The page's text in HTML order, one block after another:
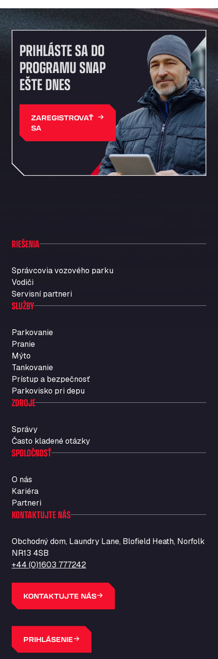
PRIHLÁSTE SA DO
PROGRAMU SNAP
EŠTE DNES
ZAREGISTROVAŤ
SA
RIEŠENIA
Správcovia vozového parku
Vodiči
Servisní partneri
SLUŽBY
Parkovanie
Pranie
Mýto
Tankovanie
Prístup a bezpečnosť
Parkovisko pri depu
ZDROJE
Správy
Často kladené otázky
SPOLOČNOSŤ
O nás
Kariéra
Partneri
KONTAKTUJTE NÁS
Obchodný dom, Laundry Lane, Blofield Heath, Norfolk
NR13 4SB
+44 (0)1603 777242
KONTAKTUJTE NÁS
PRIHLÁSENIE